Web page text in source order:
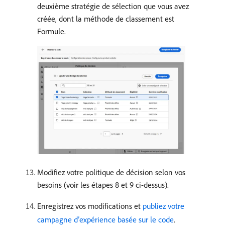
deuxième stratégie de sélection que vous avez
créée, dont la méthode de classement est
Formule.
Modifiez votre politique de décision selon vos
besoins (voir les étapes 8 et 9 ci-dessus).
Enregistrez vos modifications et publiez votre
campagne d’expérience basée sur le code.